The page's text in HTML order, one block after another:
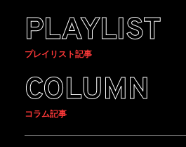
PLAYLIST
プレイリスト記事
COLUMN
コラム記事